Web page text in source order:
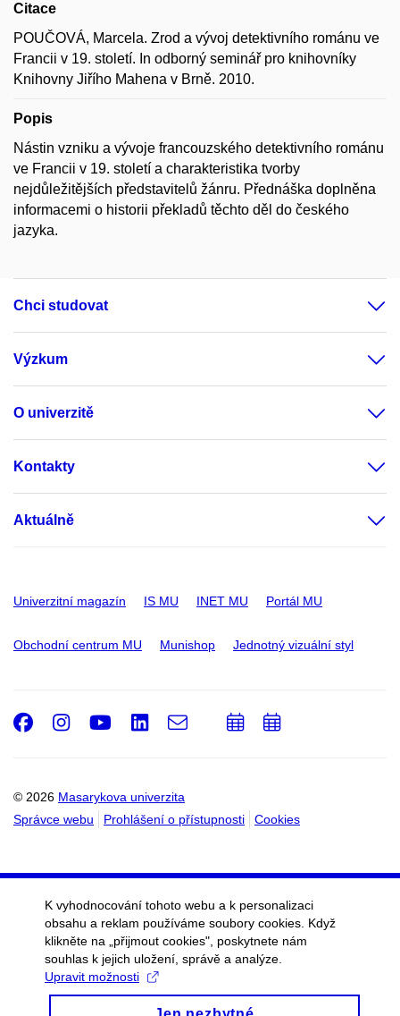
Citace
POUČOVÁ, Marcela. Zrod a vývoj detektivního románu ve
Francii v 19. století. In odborný seminář pro knihovníky
Knihovny Jiřího Mahena v Brně. 2010.
Popis
Nástin vzniku a vývoje francouzského detektivního románu
ve Francii v 19. století a charakteristika tvorby
nejdůležitějších představitelů žánru. Přednáška doplněna
informacemi o historii překladů těchto děl do českého
jazyka.
Chci studovat
Výzkum
O univerzitě
Kontakty
Aktuálně
Univerzitní magazín IS MU INET MU Portál MU
Obchodní centrum MU Munishop Jednotný vizuální styl
© 2026 Masarykova univerzita
Správce webu
Prohlášení o přístupnosti Cookies
Facebook
Instagram
Youtube
LinkedIn
e-
PřidatPřidat
K vyhodnocování tohoto webu a k personalizaci
obsahu a reklam používáme soubory cookies. Když
klikněte na „přijmout cookies", poskytnete nám
souhlas k jejich uložení, správě a analýze.
Upravit možnosti